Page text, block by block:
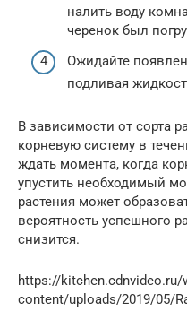
налить воду
черенок был
Ожидайте
подливая
В зависимости от сорта
корневую систему в
ждать момента, когда
упустить необходимый
растения может
вероятность успешного
снизится.
https://kitchen.cdnvideo.ru/
content/uploads/2019/05/